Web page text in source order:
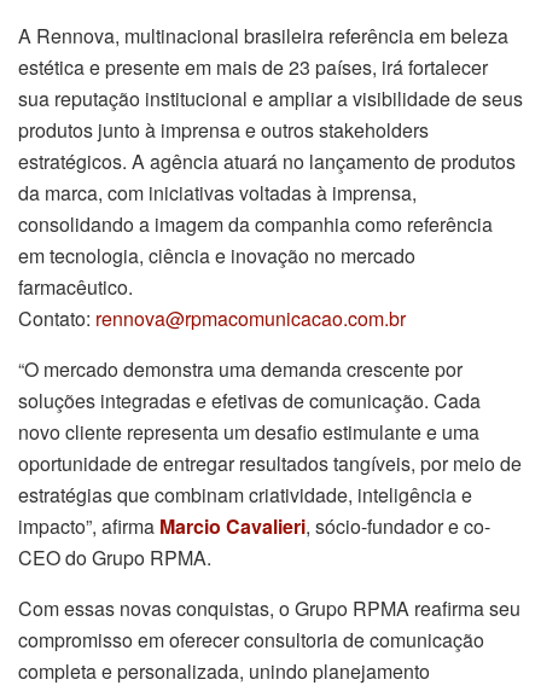
A Rennova, multinacional brasileira referência em beleza
estética e presente em mais de 23 países, irá fortalecer
sua reputação institucional e ampliar a visibilidade de seus
produtos junto à imprensa e outros stakeholders
estratégicos. A agência atuará no lançamento de produtos
da marca, com iniciativas voltadas à imprensa,
consolidando a imagem da companhia como referência
em tecnologia, ciência e inovação no mercado
farmacêutico.
Contato: rennova@rpmacomunicacao.com.br
“O mercado demonstra uma demanda crescente por
soluções integradas e efetivas de comunicação. Cada
novo cliente representa um desafio estimulante e uma
oportunidade de entregar resultados tangíveis, por meio de
estratégias que combinam criatividade, inteligência e
impacto”, afirma Marcio Cavalieri, sócio-fundador e co-
CEO do Grupo RPMA.
Com essas novas conquistas, o Grupo RPMA reafirma seu
compromisso em oferecer consultoria de comunicação
completa e personalizada, unindo planejamento